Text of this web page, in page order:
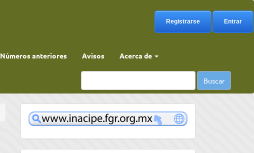
Registrarse Entrar
Números anteriores Avisos Acerca de
Buscar
www